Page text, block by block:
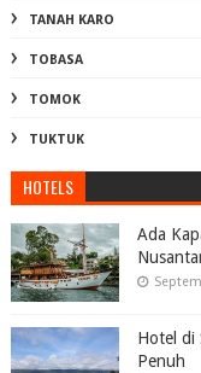
TANAH KARO
TOBASA
TOMOK
TUKTUK
HOTELS
Ada
Hotel di
Penuh